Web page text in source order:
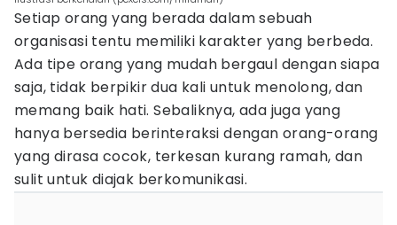
Setiap orang yang berada dalam sebuah
organisasi tentu memiliki karakter yang berbeda.
Ada tipe orang yang mudah bergaul dengan siapa
saja, tidak berpikir dua kali untuk menolong, dan
memang baik hati. Sebaliknya, ada juga yang
hanya bersedia berinteraksi dengan orang-orang
yang dirasa cocok, terkesan kurang ramah, dan
sulit untuk diajak berkomunikasi.